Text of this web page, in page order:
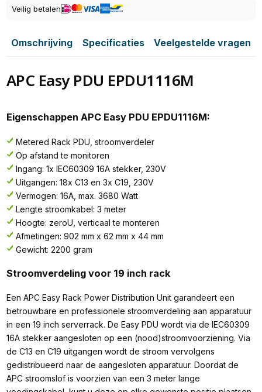
Veilig betalen
Omschrijving Specificaties Veelgestelde vragen
APC Easy PDU EPDU1116M
Eigenschappen APC Easy PDU EPDU1116M:
Metered Rack PDU, stroomverdeler
Op afstand te monitoren
Ingang: 1x IEC60309 16A stekker, 230V
Uitgangen: 18x C13 en 3x C19, 230V
Vermogen: 16A, max. 3680 Watt
Lengte stroomkabel: 3 meter
Hoogte: zeroU, verticaal te monteren
Afmetingen: 902 mm x 62 mm x 44 mm
Gewicht: 2200 gram
Stroomverdeling voor 19 inch rack
Een APC Easy Rack Power Distribution Unit garandeert een
betrouwbare en professionele stroomverdeling aan apparatuur
in een 19 inch serverrack. De Easy PDU wordt via de IEC60309
16A stekker aangesloten op een (nood)stroomvoorziening. Via
de C13 en C19 uitgangen wordt de stroom vervolgens
gedistribueerd naar de aangesloten apparatuur. Doordat de
APC stroomslof is voorzien van een 3 meter lange